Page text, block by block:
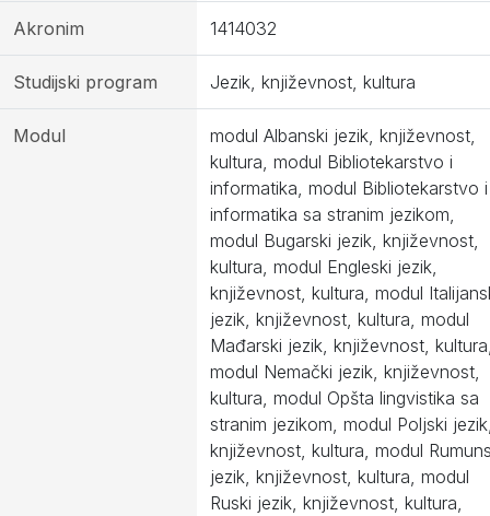
Akronim 1414032
Studijski program Jezik, književnost, kultura
Modul
modul Albanski jezik, književnost,
kultura, modul Bibliotekarstvo i
informatika, modul Bibliotekarstvo i
informatika sa stranim jezikom,
modul Bugarski jezik, književnost,
kultura, modul Engleski jezik,
književnost, kultura, modul
jezik, književnost, kultura, modul
Mađarski jezik, književnost,
modul Nemački jezik, književnost,
kultura, modul Opšta lingvistika sa
stranim jezikom, modul Poljski
književnost, kultura, modul
jezik, književnost, kultura, modul
Ruski jezik, književnost, kultura,